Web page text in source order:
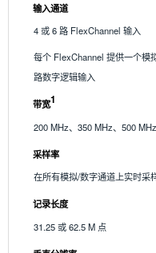
输入通道
4 或 6 路 FlexChannel 输入
每个 FlexChannel 提供一个模
路数字逻辑输入
带宽1
200 MHz、350 MHz、500
采样率
在所有模拟/数字通道上实时采
记录长度
31.25 或 62.5 M 点